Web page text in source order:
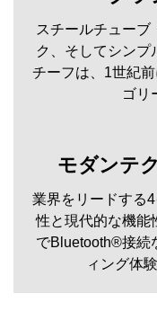
スチールチューブ
ク、そしてシンプ
チーフは、1世紀
ゴリ
モダンテ
業界をリードする
性と現代的な機能
でBluetooth®接続
ィング体